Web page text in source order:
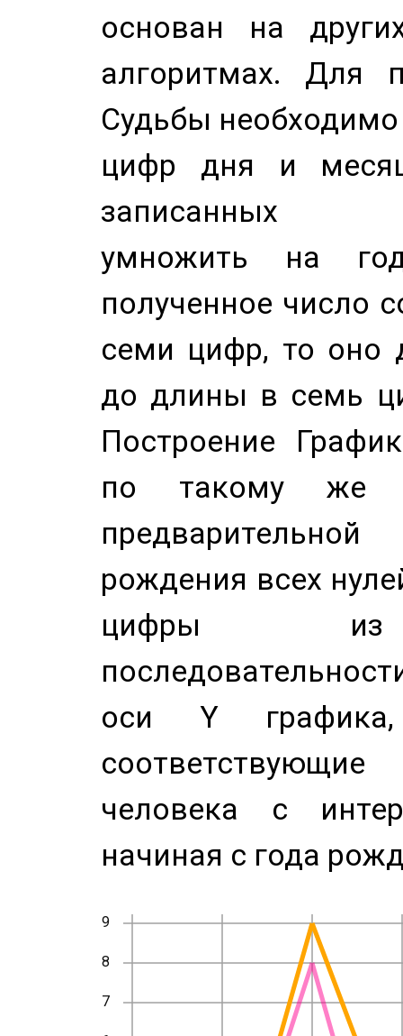
основан на
алгоритмах. Для
Судьбы
цифр дня и
записанных
умножить на
полученное число
семи цифр, то оно
до длины в семь
Построение
по такому же
рождения всех
цифры из
оси Y
человека с
начиная с года